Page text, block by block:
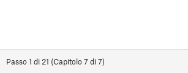
Passo1 di 21 (Capitolo7 di7)